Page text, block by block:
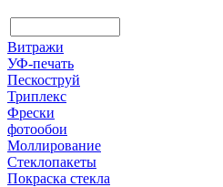
Витражи
УФ-печать
Пескоструй
Триплекс
Фрески
фотообои
Моллирование
Стеклопакеты
Покраска стекла